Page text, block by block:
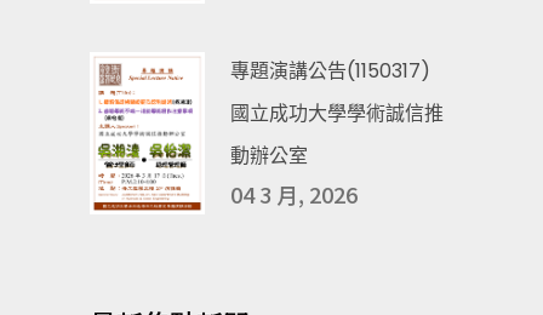
專題演講公告(1150317)
國立成功大學學術誠信推
動辦公室
04 3 月, 2026